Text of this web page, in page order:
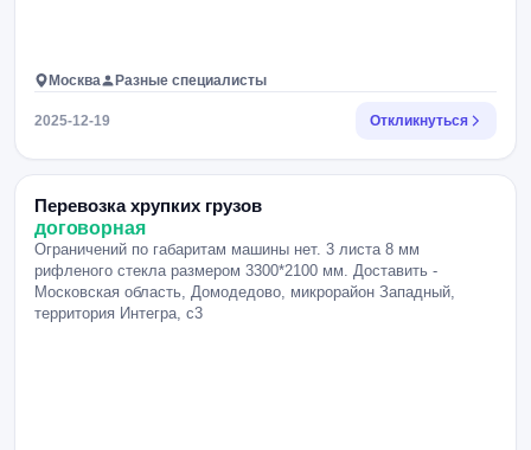
Москва Разные специалисты
2025-12-19 Откликнуться
Перевозка хрупких грузов
договорная
Ограничений по габаритам машины нет. 3 листа 8 мм
рифленого стекла размером 3300*2100 мм. Доставить -
Московская область, Домодедово, микрорайон Западный,
территория Интегра, с3